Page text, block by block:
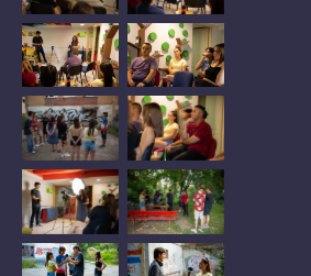
No Caption No Caption
No Caption No Caption
No Caption No Caption